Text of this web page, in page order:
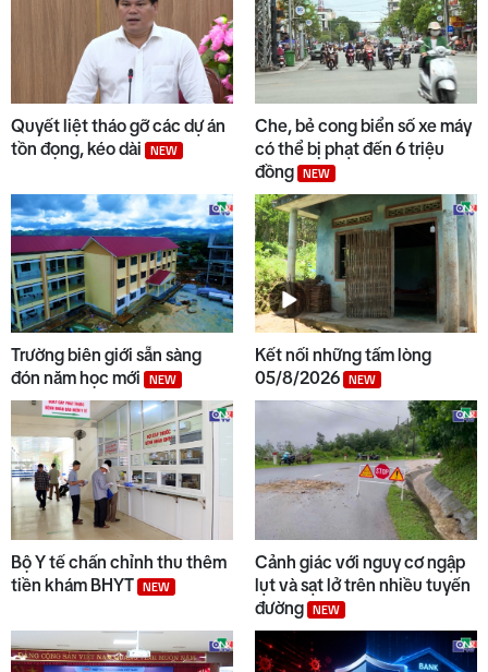
Quyết liệt tháo gỡ các dự án
tồn đọng, kéo dài
NEW
Che, bẻ cong biển số xe máy
có thể bị phạt đến 6 triệu
đồng
NEW
Trường biên giới sẵn sàng
đón năm học mới
NEW
Kết nối những tấm lòng
05/8/2026
NEW
Bộ Y tế chấn chỉnh thu thêm
tiền khám BHYT
NEW
Cảnh giác với nguy cơ ngập
lụt và sạt lở trên nhiều tuyến
đường
NEW